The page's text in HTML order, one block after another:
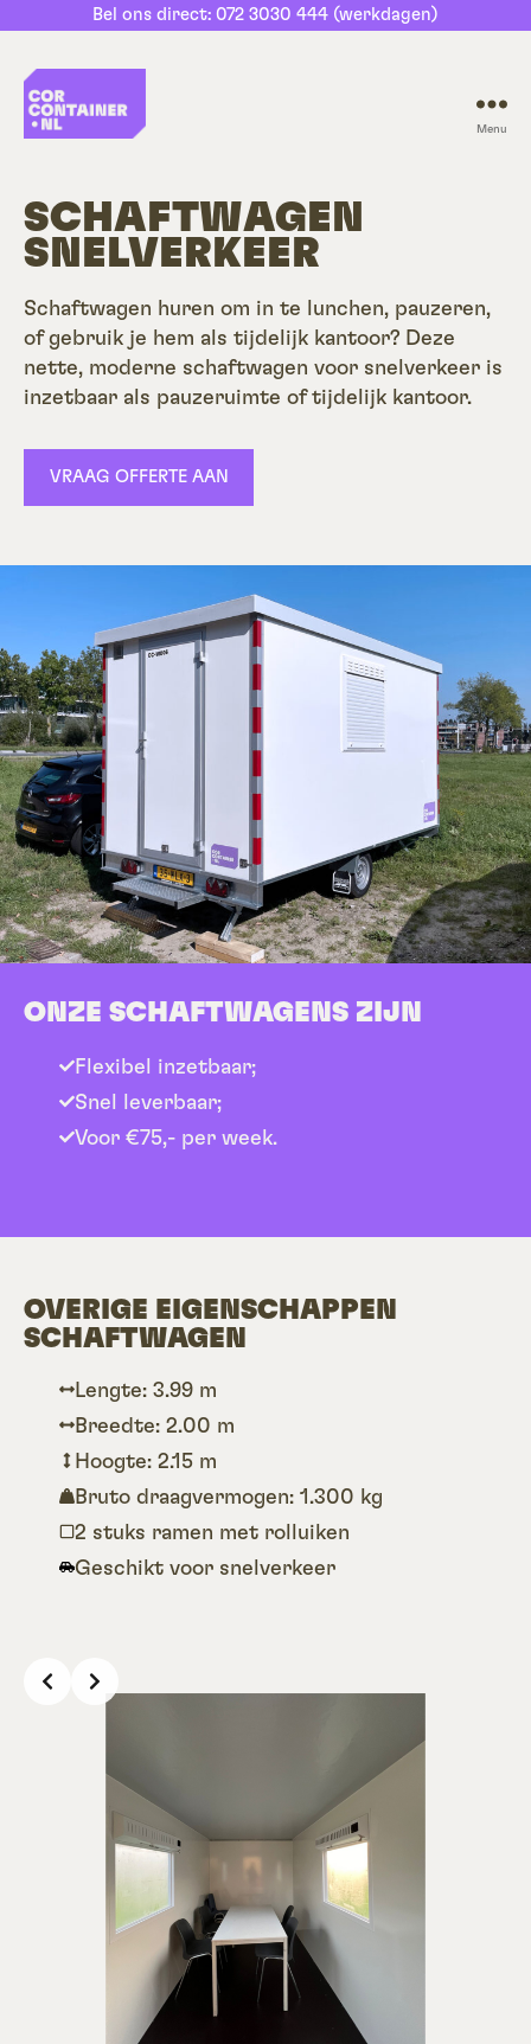
Bel ons direct: 072 3030 444 (werkdagen)
Menu
SCHAFTWAGEN
SNELVERKEER
Schaftwagen huren om in te lunchen, pauzeren,
of gebruik je hem als tijdelijk kantoor? Deze
nette, moderne schaftwagen voor snelverkeer is
inzetbaar als pauzeruimte of tijdelijk kantoor.
VRAAG OFFERTE AAN
ONZE SCHAFTWAGENS ZIJN
Flexibel inzetbaar;
Snel leverbaar;
Voor €75,- per week.
OVERIGE EIGENSCHAPPEN
SCHAFTWAGEN
Lengte: 3.99 m
Breedte: 2.00 m
Hoogte: 2.15 m
Bruto draagvermogen: 1.300 kg
2 stuks ramen met rolluiken
Geschikt voor snelverkeer